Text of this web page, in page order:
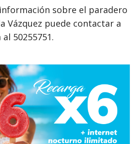
sobre el paradero
Vázquez puede contactar a
50255751.